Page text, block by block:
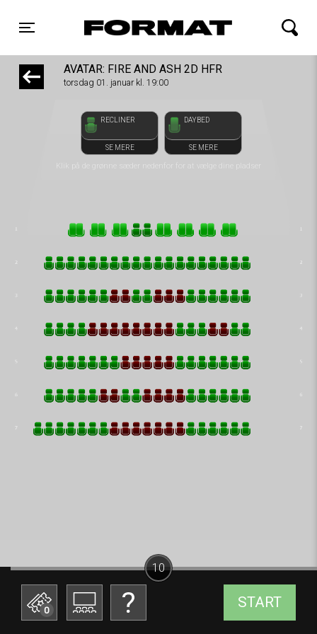
Toggle navigation
FORMAT Biograf
AVATAR: FIRE AND ASH 2D HFR
torsdag 01. januar kl. 19:00
RECLINER
SE MERE
DAYBED
SE MERE
Klik på de grønne sæder nedenfor for at vælge dine pladser
0 START
10
front05-temp 072956